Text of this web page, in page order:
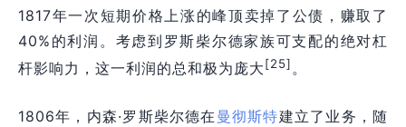
1817年一次短期价格上涨的峰顶卖掉了公债，赚取了
40%的利润。考虑到罗斯柴尔德家族可支配的绝对杠
杆影响力，这一利润的总和极为庞大[25]。
1806年，内森·罗斯柴尔德在 曼彻斯特建立了业务，随